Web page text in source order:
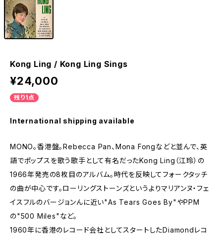
Kong Ling / Kong Ling Sings
¥24,000
残り1点
International shipping available
MONO。香港盤。Rebecca Pan、Mona Fongなどと並んで、英
語でポップスを歌う歌手として有名だったKong Ling（江玲）の
1966年発売の8枚目のアルバム。時代を反映してフォークタッチ
の曲が中心です。ローリングストーンズというよりマリアンヌ・フェ
イスフルのバージョンんに近い"As Tears Goes By"やPPM
の"500 Miles"など。
1960年に香港のレコード会社としてスタートしたDiamondレコ